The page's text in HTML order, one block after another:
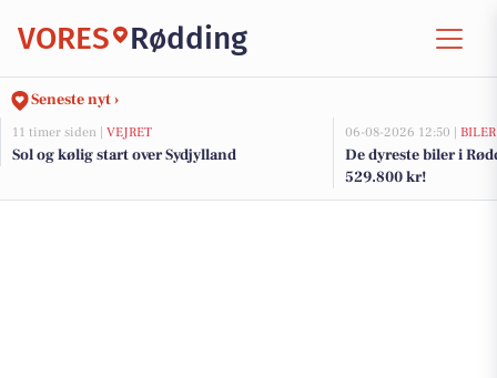
VORES Rødding
Seneste nyt ›
11 timer siden | VEJRET
Sol og kølig start over Sydjylland
06-08-2026 12:50 | BILER
De dyreste biler i
529.800 kr!